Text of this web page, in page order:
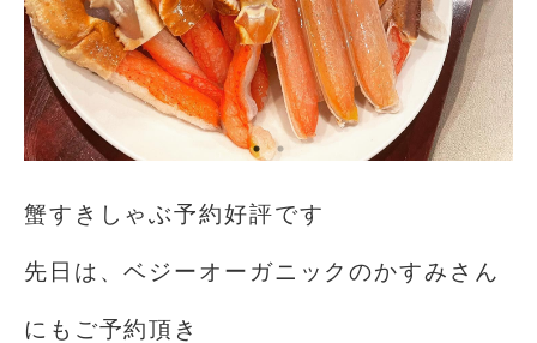
蟹すきしゃぶ予約好評です
先日は、ベジーオーガニックのかすみさん
にもご予約頂き